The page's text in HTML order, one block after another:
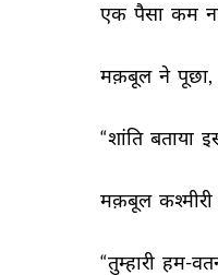
एक पैसा कम
मक़बूल ने पूछा,
“शांति बताया
मक़बूल कश्मीरी
“तुम्हारी हम-